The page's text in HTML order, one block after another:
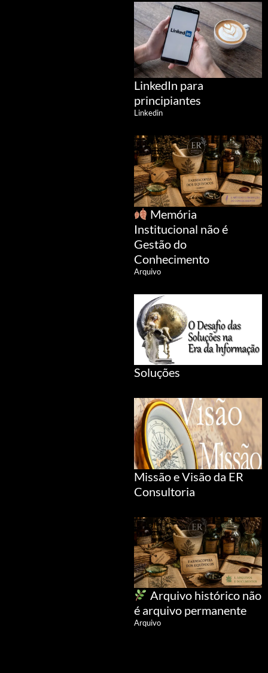
LinkedIn para
principiantes
Linkedin
Memória
Institucional não é
Gestão do
Conhecimento
Arquivo
Soluções
Missão e Visão da ER
Consultoria
Arquivo histórico não
é arquivo permanente
Arquivo